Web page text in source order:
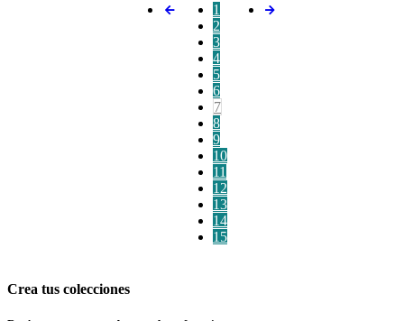
1
2
3
4
5
6
7
8
9
10
11
12
13
14
15
Crea tus colecciones